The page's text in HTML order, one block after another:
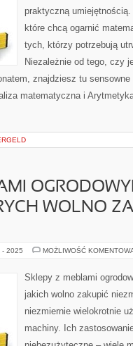
praktyczną
które chcą ogarnić
tych, którzy potrzebują
Niezależnie od tego, czy
znajdziesz tu
matematyczna i
WOLNO
- 2025 MOŻLIWOŚĆ
Sklepy z meblami
jakich wolno zakupić
niezmiernie wielokrotnie
machiny. Ich